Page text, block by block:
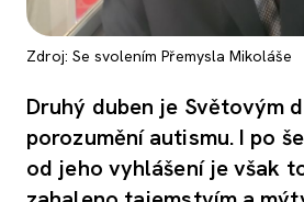
Zdroj: Se svolením Přemysla Mikoláše
Druhý duben je Světovým
porozumění autismu. I po
od jeho vyhlášení je však